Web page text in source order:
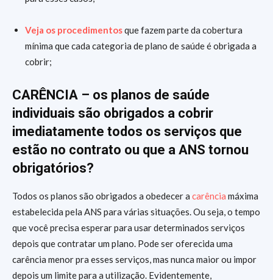
Veja os procedimentosque fazem parte da cobertura
mínima que cada categoria de plano de saúde é obrigada a
cobrir;
CARÊNCIA – os planos de saúde
individuais são obrigados a cobrir
imediatamente todos os serviços que
estão no contrato ou que a ANS tornou
obrigatórios?
Todos os planos são obrigados a obedecer a carência máxima
estabelecida pela ANS para várias situações. Ou seja, o tempo
que você precisa esperar para usar determinados serviços
depois que contratar um plano. Pode ser oferecida uma
carência menor pra esses serviços, mas nunca maior ou impor
depois um limite para a utilização. Evidentemente,